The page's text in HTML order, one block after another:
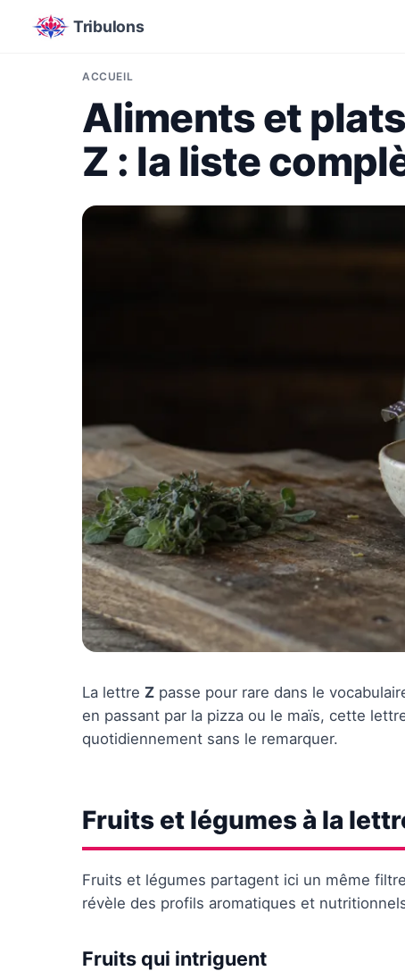
Tribulons
ACCUEIL
Aliments et
Z : la liste
La lettre Z passe pour rare dans le
en passant par la pizza ou le maïs, cette
quotidiennement sans le remarquer.
Fruits et légumes à la
Fruits et légumes partagent ici un même
révèle des profils aromatiques et
Fruits qui intriguent